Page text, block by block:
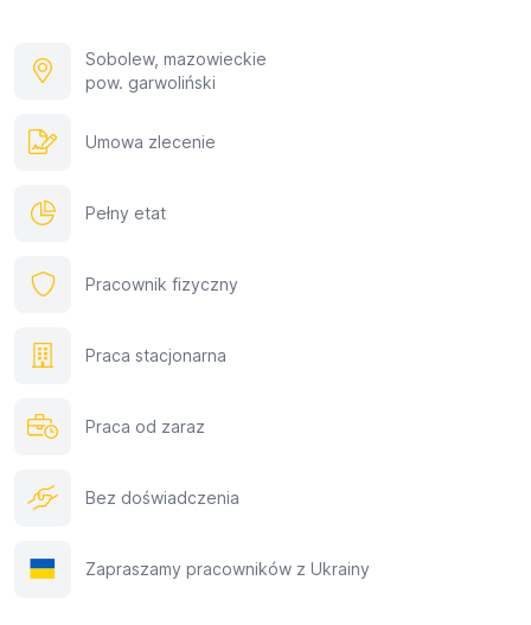
Sobolew, mazowieckie
pow. garwoliński
Umowa zlecenie
Pełny etat
Pracownik fizyczny
Praca stacjonarna
Praca od zaraz
Bez doświadczenia
Zapraszamy pracowników z Ukrainy